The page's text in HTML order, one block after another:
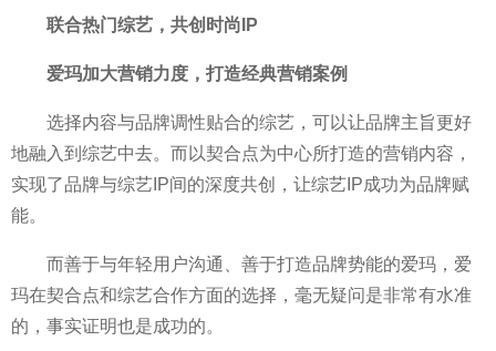
联合热门综艺，共创时尚IP
爱玛加大营销力度，打造经典营销案例
选择内容与品牌调性贴合的综艺，可以让品牌主旨更好
地融入到综艺中去。而以契合点为中心所打造的营销内容，
实现了品牌与综艺IP间的深度共创，让综艺IP成功为品牌赋
能。
而善于与年轻用户沟通、善于打造品牌势能的爱玛，爱
玛在契合点和综艺合作方面的选择，毫无疑问是非常有水准
的，事实证明也是成功的。